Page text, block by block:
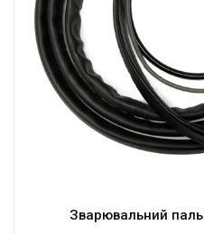
Зварювальний